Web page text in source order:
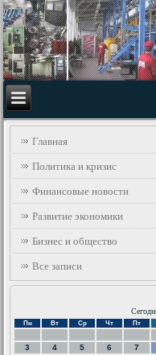
Главная
Политика и кризис
Финансовые новости
Развитие экономики
Бизнес и общество
Все записи
Пн Вт Ср Чт Пт
3
4 5 6 7